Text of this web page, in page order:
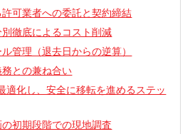
可業者への委託と契約締結
徹底によるコスト削減
管理（退去日からの逆算）
との兼ね合い
適化し、安全に移転を進めるステッ
初期段階での現地調査